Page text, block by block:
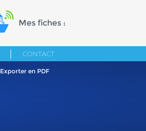
Mes fiches :
CONTACT
Exporter en PDF